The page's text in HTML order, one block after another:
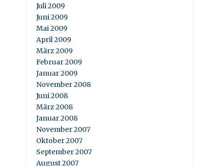
Juli 2009
Juni 2009
Mai 2009
April 2009
März 2009
Februar 2009
Januar 2009
November 2008
Juni 2008
März 2008
Januar 2008
November 2007
Oktober 2007
September 2007
August 2007